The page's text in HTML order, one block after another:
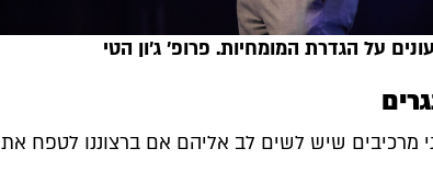
על הגדרת המומחיות. פרופ' ג'ון הטי
מרכיבים שיש לשים לב אליהם אם ברצוננו לטפח את